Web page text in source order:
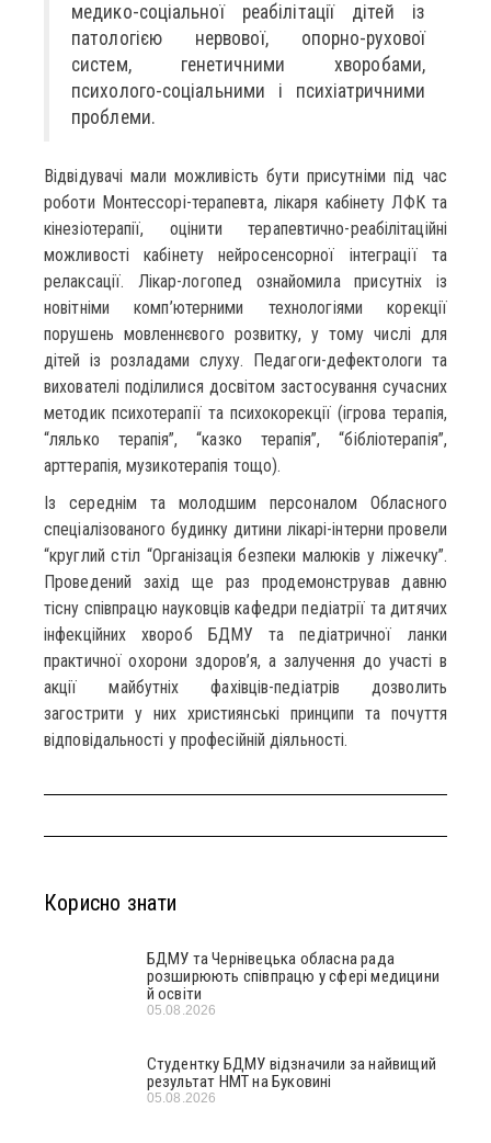
медико-соціальної реабілітації дітей із
патологією нервової, опорно-рухової
систем, генетичними хворобами,
психолого-соціальними і психіатричними
проблеми.
Відвідувачі мали можливість бути присутніми під час
роботи Монтессорі-терапевта, лікаря кабінету ЛФК та
кінезіотерапії, оцінити терапевтично-реабілітаційні
можливості кабінету нейросенсорної інтеграції та
релаксації. Лікар-логопед ознайомила присутніх із
новітніми комп’ютерними технологіями корекції
порушень мовленнєвого розвитку, у тому числі для
дітей із розладами слуху. Педагоги-дефектологи та
вихователі поділилися досвітом застосування сучасних
методик психотерапії та психокорекції (ігрова терапія,
“лялько терапія”, “казко терапія”, “бібліотерапія”,
арттерапія, музикотерапія тощо).
Із середнім та молодшим персоналом Обласного
спеціалізованого будинку дитини лікарі-інтерни провели
“круглий стіл “Організація безпеки малюків у ліжечку”.
Проведений захід ще раз продемонстрував давню
тісну співпрацю науковців кафедри педіатрії та дитячих
інфекційних хвороб БДМУ та педіатричної ланки
практичної охорони здоров’я, а залучення до участі в
акції майбутніх фахівців-педіатрів дозволить
загострити у них християнські принципи та почуття
відповідальності у професійній діяльності.
Корисно знати
БДМУ та Чернівецька обласна рада
розширюють співпрацю у сфері медицини
й освіти
05.08.2026
Студентку БДМУ відзначили за найвищий
результат НМТ на Буковині
05.08.2026